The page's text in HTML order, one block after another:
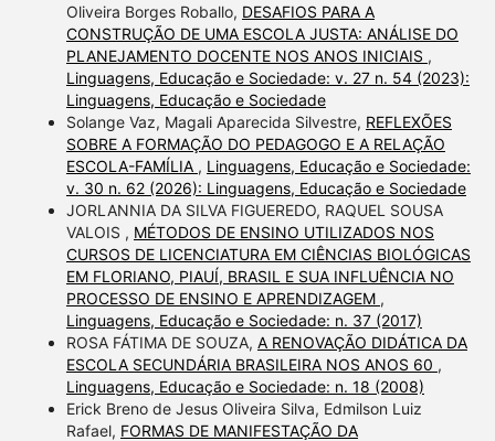
Oliveira Borges Roballo, DESAFIOS PARA A
CONSTRUÇÃO DE UMA ESCOLA JUSTA: ANÁLISE DO
PLANEJAMENTO DOCENTE NOS ANOS INICIAIS ,
Linguagens, Educação e Sociedade: v. 27 n. 54 (2023):
Linguagens, Educação e Sociedade
Solange Vaz, Magali Aparecida Silvestre, REFLEXÕES
SOBRE A FORMAÇÃO DO PEDAGOGO E A RELAÇÃO
ESCOLA-FAMÍLIA , Linguagens, Educação e Sociedade:
v. 30 n. 62 (2026): Linguagens, Educação e Sociedade
JORLANNIA DA SILVA FIGUEREDO, RAQUEL SOUSA
VALOIS , MÉTODOS DE ENSINO UTILIZADOS NOS
CURSOS DE LICENCIATURA EM CIÊNCIAS BIOLÓGICAS
EM FLORIANO, PIAUÍ, BRASIL E SUA INFLUÊNCIA NO
PROCESSO DE ENSINO E APRENDIZAGEM ,
Linguagens, Educação e Sociedade: n. 37 (2017)
ROSA FÁTIMA DE SOUZA, A RENOVAÇÃO DIDÁTICA DA
ESCOLA SECUNDÁRIA BRASILEIRA NOS ANOS 60 ,
Linguagens, Educação e Sociedade: n. 18 (2008)
Erick Breno de Jesus Oliveira Silva, Edmilson Luiz
Rafael, FORMAS DE MANIFESTAÇÃO DA